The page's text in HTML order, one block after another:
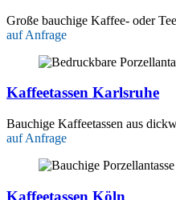
Große bauchige Kaffee- oder
auf Anfrage
Kaffeetassen Karlsruhe
Bauchige Kaffeetassen aus
auf Anfrage
Kaffeetassen Köln